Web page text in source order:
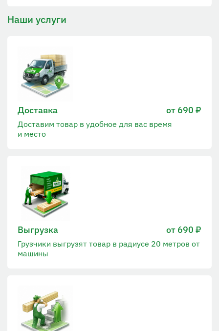
Наши услуги
Доставка от 690 ₽
Доставим товар в удобное для вас время
и место
Выгрузка от 690 ₽
Грузчики выгрузят товар в радиусе 20 метров от
машины